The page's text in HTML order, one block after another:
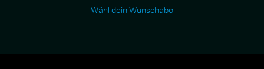
Wähl dein Wunschabo